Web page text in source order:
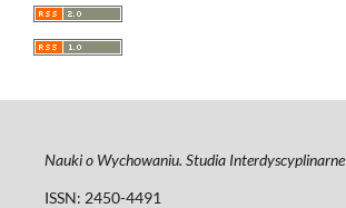
Nauki o Wychowaniu. Studia Interdyscyplinarne
ISSN: 2450-4491